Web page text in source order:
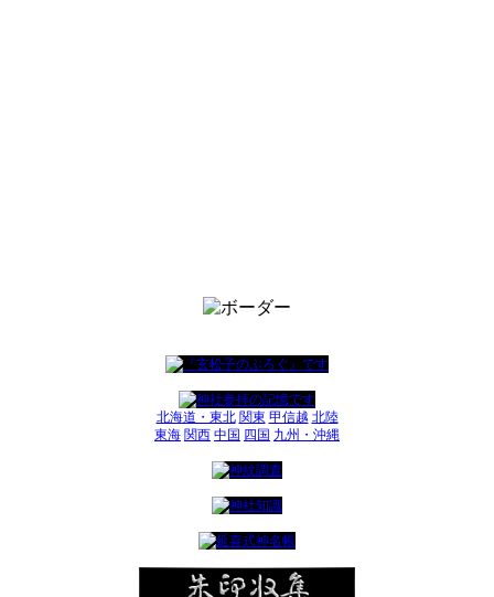
北海道・東北 関東 甲信越 北陸
東海 関西 中国 四国 九州・沖縄